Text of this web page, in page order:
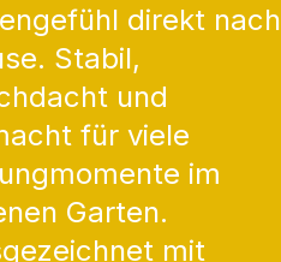
direkt nach
Stabil,
und
für viele
im
Garten.
mit